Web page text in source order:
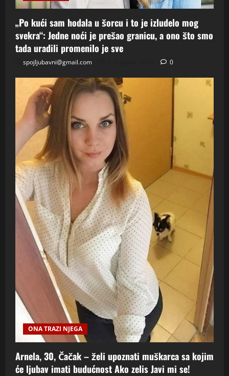
„Po kući sam hodala u šorcu i to je izludelo mog
svekra“: Jedne noći je prešao granicu, a ono što smo
tada uradili promenilo je sve
spojljubavni@gmail.com 0
ONA TRAZI NJEGA
Arnela, 30, Čačak – želi upoznati muškarca sa kojim
će ljubav imati budućnost Ako zelis Javi mi se!